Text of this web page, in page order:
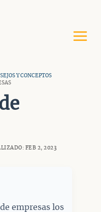
Y CONCEPTOS
FEB 2, 2023
empresas los